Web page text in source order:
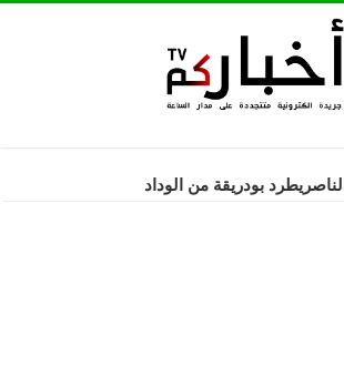
الناصريطرد بودريقة من الوداد